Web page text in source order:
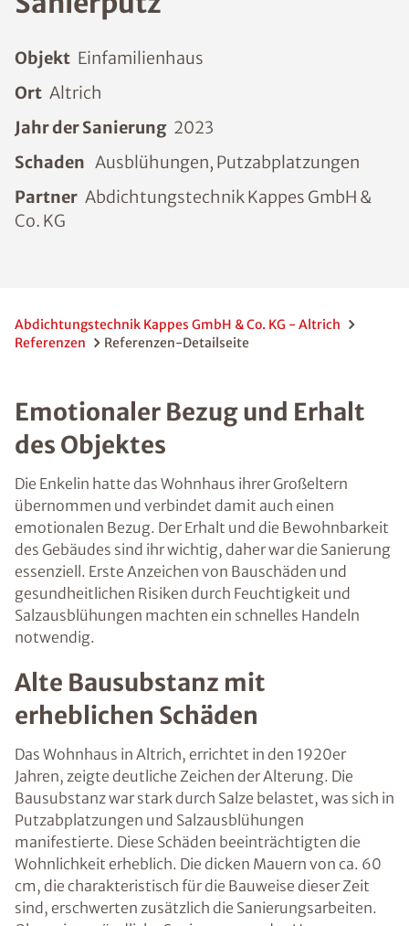
Objekt Einfamilienhaus
Ort Altrich
Jahr der Sanierung 2023
Schaden Ausblühungen, Putzabplatzungen
Partner Abdichtungstechnik Kappes GmbH &
Co. KG
Abdichtungstechnik Kappes GmbH & Co. KG - Altrich
Referenzen
Referenzen-Detailseite
Emotionaler Bezug und Erhalt
des Objektes
Die Enkelin hatte das Wohnhaus ihrer Großeltern
übernommen und verbindet damit auch einen
emotionalen Bezug. Der Erhalt und die Bewohnbarkeit
des Gebäudes sind ihr wichtig, daher war die Sanierung
essenziell. Erste Anzeichen von Bauschäden und
gesundheitlichen Risiken durch Feuchtigkeit und
Salzausblühungen machten ein schnelles Handeln
notwendig.
Alte Bausubstanz mit
erheblichen Schäden
Das Wohnhaus in Altrich, errichtet in den 1920er
Jahren, zeigte deutliche Zeichen der Alterung. Die
Bausubstanz war stark durch Salze belastet, was sich in
Putzabplatzungen und Salzausblühungen
manifestierte. Diese Schäden beeinträchtigten die
Wohnlichkeit erheblich. Die dicken Mauern von ca. 60
cm, die charakteristisch für die Bauweise dieser Zeit
sind, erschwerten zusätzlich die Sanierungsarbeiten.